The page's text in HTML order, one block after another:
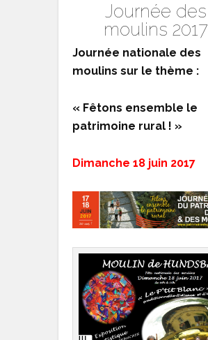
Journée des
moulins 2017
Journée nationale des
moulins sur le thème :
« Fêtons ensemble le
patrimoine rural ! »
Dimanche 18 juin 2017